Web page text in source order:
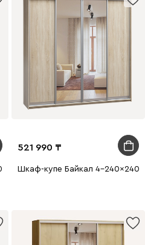
Дуб Сонома 4 зеркала
521 990
Шкаф-купе Байкал 4-240x240